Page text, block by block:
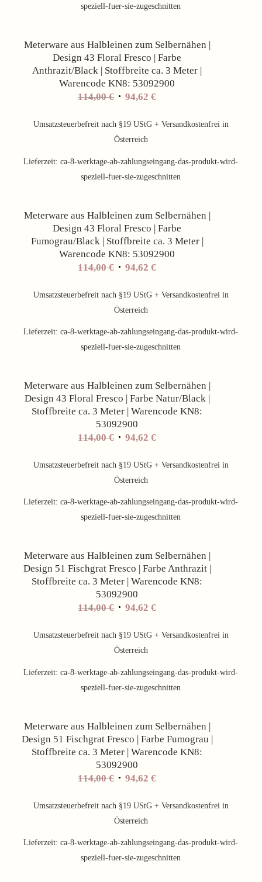
speziell-fuer-sie-zugeschnitten
Meterware aus Halbleinen zum Selbernähen |
Design 43 Floral Fresco | Farbe
Anthrazit/Black | Stoffbreite ca. 3 Meter |
Warencode KN8: 53092900
114,00€ Ursprünglicher
war:
114,00 €
94,62€Aktueller
ist:
Umsatzsteuerbefreit nach §19 UStG + Versandkostenfrei in
Österreich
Lieferzeit:ca-8-werktage-ab-zahlungseingang-das-produkt-wird-
speziell-fuer-sie-zugeschnitten
Meterware aus Halbleinen zum Selbernähen |
Design 43 Floral Fresco | Farbe
Fumograu/Black | Stoffbreite ca. 3 Meter |
Warencode KN8: 53092900
114,00€ Ursprünglicher
war:
114,00 €
94,62€Aktueller
ist:
Umsatzsteuerbefreit nach §19 UStG + Versandkostenfrei in
Österreich
Lieferzeit:ca-8-werktage-ab-zahlungseingang-das-produkt-wird-
speziell-fuer-sie-zugeschnitten
Meterware aus Halbleinen zum Selbernähen |
Design 43 Floral Fresco | Farbe Natur/Black |
Stoffbreite ca. 3 Meter | Warencode KN8:
53092900
114,00€ Ursprünglicher
war:
114,00 €
94,62€Aktueller
ist:
Umsatzsteuerbefreit nach §19 UStG + Versandkostenfrei in
Österreich
Lieferzeit:ca-8-werktage-ab-zahlungseingang-das-produkt-wird-
speziell-fuer-sie-zugeschnitten
Meterware aus Halbleinen zum Selbernähen |
Design 51 Fischgrat Fresco | Farbe Anthrazit |
Stoffbreite ca. 3 Meter | Warencode KN8:
53092900
114,00€ Ursprünglicher
war:
114,00 €
94,62€Aktueller
ist:
Umsatzsteuerbefreit nach §19 UStG + Versandkostenfrei in
Österreich
Lieferzeit:ca-8-werktage-ab-zahlungseingang-das-produkt-wird-
speziell-fuer-sie-zugeschnitten
Meterware aus Halbleinen zum Selbernähen |
Design 51 Fischgrat Fresco | Farbe Fumograu |
Stoffbreite ca. 3 Meter | Warencode KN8:
53092900
114,00€ Ursprünglicher
war:
114,00 €
94,62€Aktueller
ist:
Umsatzsteuerbefreit nach §19 UStG + Versandkostenfrei in
Österreich
Lieferzeit:ca-8-werktage-ab-zahlungseingang-das-produkt-wird-
speziell-fuer-sie-zugeschnitten